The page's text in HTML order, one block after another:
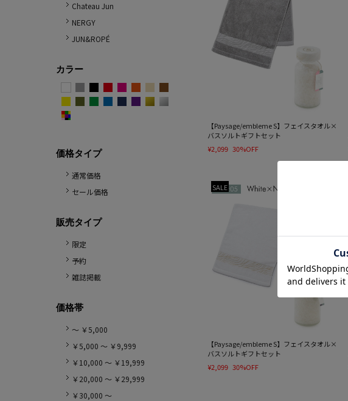
Chateau Jun
NERGY
JUN&ROPÉ
カラー
価格タイプ
通常価格
セール価格
販売タイプ
限定
予約
雑誌掲載
価格帯
～ ￥5,000
￥5,000 ～ ￥9,999
￥10,000 ～ ￥19,999
￥20,000 ～ ￥29,999
￥30,000 ～
【Paysage/embleme S】フェイスタオル×
バスソルトギフトセット
¥2,099 30%OFF
SALE
【Paysage/embleme S】フェイスタオル×
バスソルトギフトセット
¥2,099 30%OFF